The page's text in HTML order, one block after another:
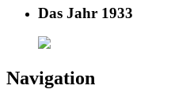
Das Jahr 1933
Navigation